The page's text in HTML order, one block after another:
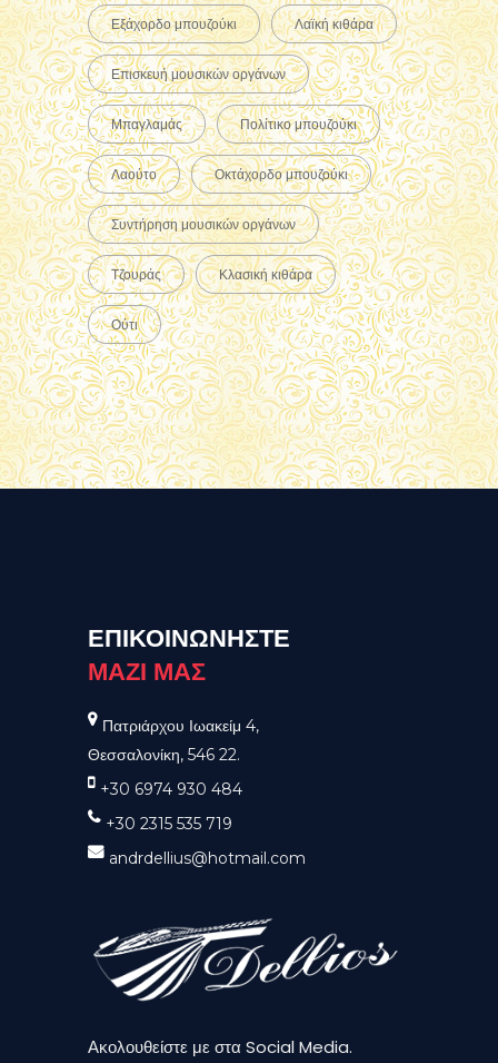
Εξάχορδο μπουζούκι Λαϊκή κιθάρα
Επισκευή μουσικών οργάνων
Μπαγλαμάς Πολίτικο μπουζούκι
Λαούτο Οκτάχορδο μπουζούκι
Συντήρηση μουσικών οργάνων
Τζουράς Κλασική κιθάρα
Ούτι
ΕΠΙΚΟΙΝΩΝΗΣΤΕ
ΜΑΖΙ ΜΑΣ
Πατριάρχου Ιωακείμ 4,
Θεσσαλονίκη, 546 22.
+30 6974 930 484
+30 2315 535 719
andrdellius@hotmail.com
Ακολουθείστε με στα Social Media.